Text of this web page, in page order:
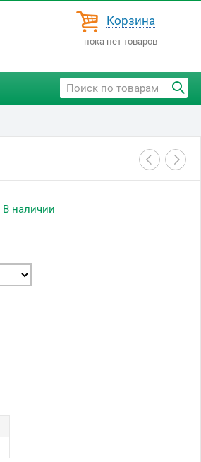
Корзина
пока нет товаров
В наличии